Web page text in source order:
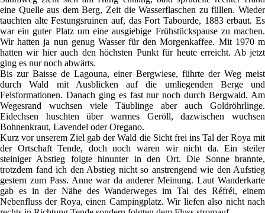
eine Quelle aus dem Berg, Zeit die Wasserflaschen zu füllen. Wieder
tauchten alte Festungsruinen auf, das Fort Tabourde, 1883 erbaut. Es
war ein guter Platz um eine ausgiebige Frühstückspause zu machen.
Wir hatten ja nun genug Wasser für den Morgenkaffee. Mit 1970 m
hatten wir hier auch den höchsten Punkt für heute erreicht. Ab jetzt
ging es nur noch abwärts.
Bis zur Baisse de Lagouna, einer Bergwiese, führte der Weg meist
durch Wald mit Ausblicken auf die umliegenden Berge und
Felsformationen. Danach ging es fast nur noch durch Bergwald. Am
Wegesrand wuchsen viele Täublinge aber auch Goldröhrlinge.
Eidechsen huschten über warmes Geröll, dazwischen wuchsen
Bohnenkraut, Lavendel oder Oregano.
Kurz vor unserem Ziel gab der Wald die Sicht frei ins Tal der Roya mit
der Ortschaft Tende, doch noch waren wir nicht da. Ein steiler
steiniger Abstieg folgte hinunter in den Ort. Die Sonne brannte,
trotzdem fand ich den Abstieg nicht so anstrengend wie den Aufstieg
gestern zum Pass. Anne war da anderer Meinung. Laut Wanderkarte
gab es in der Nähe des Wanderweges im Tal des Réfréi, einem
Nebenfluss der Roya, einen Campingplatz. Wir liefen also nicht nach